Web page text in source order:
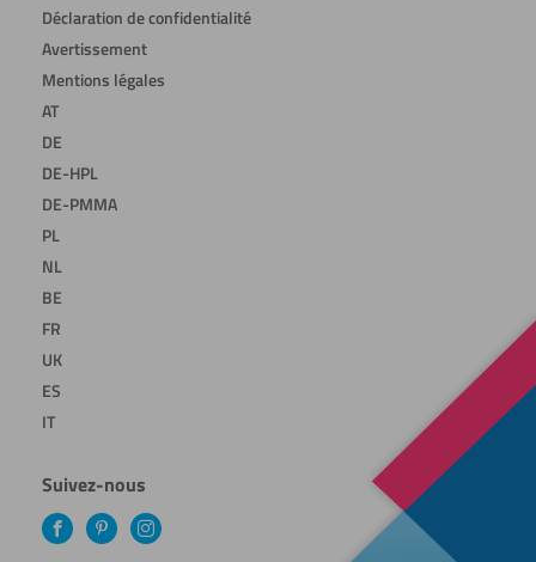
Déclaration de confidentialité
Avertissement
Mentions légales
AT
DE
DE-HPL
DE-PMMA
PL
NL
BE
FR
UK
ES
IT
Suivez-nous
FacebookPinterestInstagram